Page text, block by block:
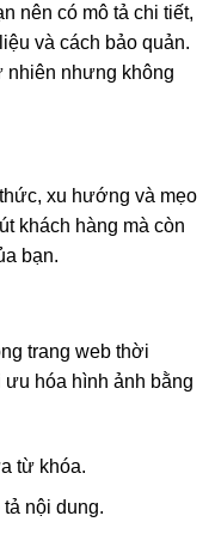
nên có mô tả chi tiết,
và cách bảo quản.
nhiên nhưng không
xu hướng và mẹo
khách hàng mà còn
bạn.
trang web thời
hóa hình ảnh bằng
từ khóa.
nội dung.